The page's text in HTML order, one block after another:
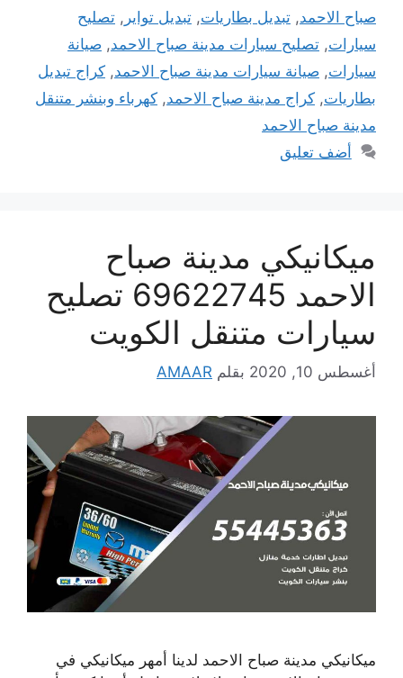
صباح الاحمد, تبديل بطاريات, تبديل تواير , تصليح
سيارات, تصليح سيارات مدينة صباح الاحمد, صيانة
سيارات, صيانة سيارات مدينة صباح الاحمد, كراج تبديل
بطاريات, كراج مدينة صباح الاحمد, كهرباء وبنشر متنقل
مدينة صباح الاحمد
أضف تعليق
ميكانيكي مدينة صباح
الاحمد 69622745 تصليح
سيارات متنقل الكويت
أغسطس 10, 2020 بقلم AMAAR
ميكانيكي مدينة صباح الاحمد لدينا أمهر ميكانيكي في